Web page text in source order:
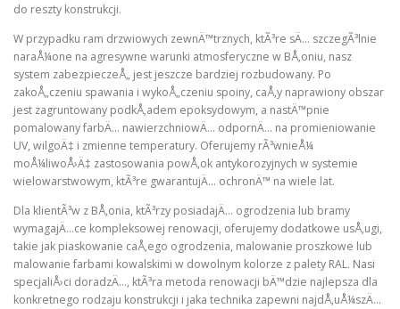
do reszty konstrukcji.
W przypadku ram drzwiowych zewnÄ™trznych, ktÃ³re sÄ… szczegÃ³lnie
naraÅ¼one na agresywne warunki atmosferyczne w BÅ‚oniu, nasz
system zabezpieczeÅ„ jest jeszcze bardziej rozbudowany. Po
zakoÅ„czeniu spawania i wykoÅ„czeniu spoiny, caÅ‚y naprawiony obszar
jest zagruntowany podkÅ‚adem epoksydowym, a nastÄ™pnie
pomalowany farbÄ… nawierzchniowÄ… odpornÄ… na promieniowanie
UV, wilgoÄ‡ i zmienne temperatury. Oferujemy rÃ³wnieÅ¼
moÅ¼liwoÅ›Ä‡ zastosowania powÅ‚ok antykorozyjnych w systemie
wielowarstwowym, ktÃ³re gwarantujÄ… ochronÄ™ na wiele lat.
Dla klientÃ³w z BÅ‚onia, ktÃ³rzy posiadajÄ… ogrodzenia lub bramy
wymagajÄ…ce kompleksowej renowacji, oferujemy dodatkowe usÅ‚ugi,
takie jak piaskowanie caÅ‚ego ogrodzenia, malowanie proszkowe lub
malowanie farbami kowalskimi w dowolnym kolorze z palety RAL. Nasi
specjaliÅ›ci doradzÄ…, ktÃ³ra metoda renowacji bÄ™dzie najlepsza dla
konkretnego rodzaju konstrukcji i jaka technika zapewni najdÅ‚uÅ¼szÄ…